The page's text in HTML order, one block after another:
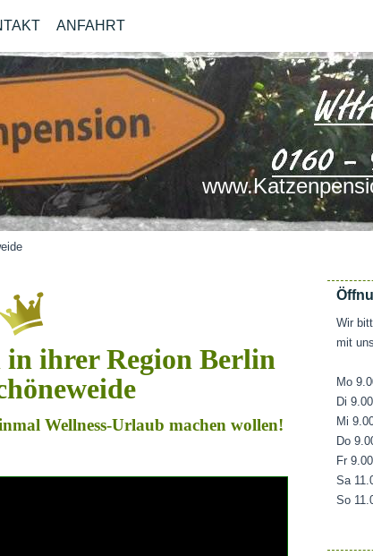
ANFAHRT
in ihrer Region Berlin
Wellness-Urlaub machen wollen!
Wir
mit
Mo
Di
Mi
Do
Fr
Sa
So